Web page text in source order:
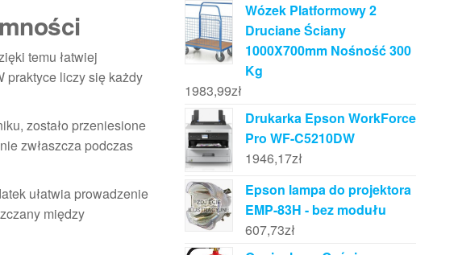
temu łatwiej
praktyce liczy się każdy
zostało przeniesione
zwłaszcza podczas
ułatwia prowadzenie
między
Wózek Platformowy 2
Druciane Ściany
1000X700mm Nośność 300
Kg
1983,99zł
Drukarka Epson WorkForce
Pro WF-C5210DW
1946,17zł
Epson lampa do projektora
EMP-83H - bez modułu
607,73zł